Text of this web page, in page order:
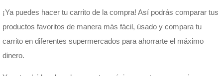
¡Ya puedes hacer tu carrito de la compra! Así podrás comparar tus
productos favoritos de manera más fácil, úsado y compara tu
carrito en diferentes supermercados para ahorrarte el máximo
dinero.